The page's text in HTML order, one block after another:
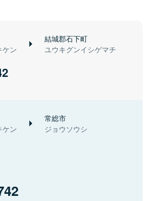
ケン
結城郡石下町
ユウキグンイシゲマチ
ケン
常総市
ジョウソウシ